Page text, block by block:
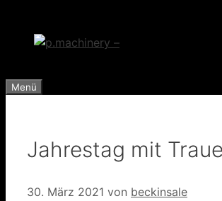
springen
Menü
Jahrestag mit
30. März 2021 von beckinsale